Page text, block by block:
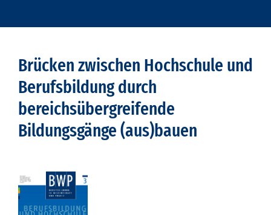
Brücken zwischen Hochschule und
Berufsbildung durch
bereichsübergreifende
Bildungsgänge (aus)bauen